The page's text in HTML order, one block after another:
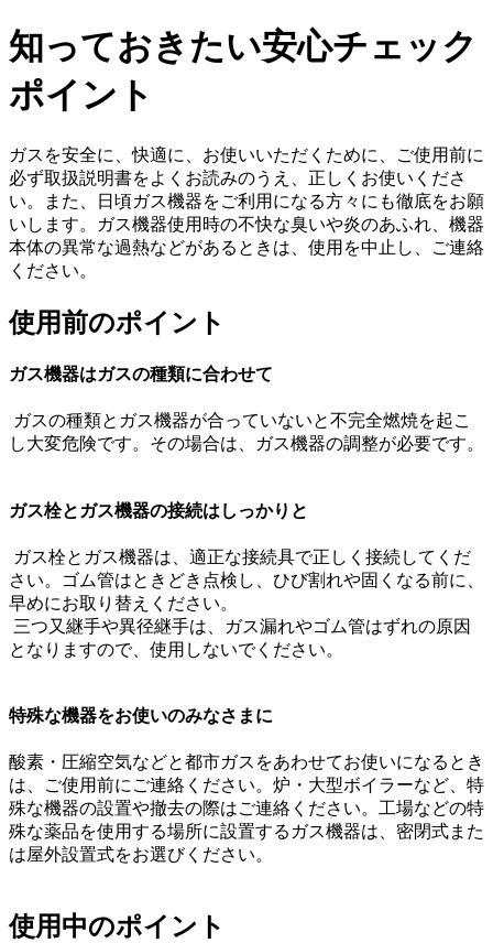
知っておきたい安心チェック
ポイント
ガスを安全に、快適に、お使いいただくために、ご使用前に
必ず取扱説明書をよくお読みのうえ、正しくお使いくださ
い。また、日頃ガス機器をご利用になる方々にも徹底をお願
いします。ガス機器使用時の不快な臭いや炎のあふれ、機器
本体の異常な過熱などがあるときは、使用を中止し、ご連絡
ください。
使用前のポイント
ガス機器はガスの種類に合わせて
ガスの種類とガス機器が合っていないと不完全燃焼を起こ
し大変危険です。その場合は、ガス機器の調整が必要です。
ガス栓とガス機器の接続はしっかりと
ガス栓とガス機器は、適正な接続具で正しく接続してくだ
さい。ゴム管はときどき点検し、ひび割れや固くなる前に、
早めにお取り替えください。
三つ又継手や異径継手は、ガス漏れやゴム管はずれの原因
となりますので、使用しないでください。
特殊な機器をお使いのみなさまに
酸素・圧縮空気などと都市ガスをあわせてお使いになるとき
は、ご使用前にご連絡ください。炉・大型ボイラーなど、特
殊な機器の設置や撤去の際はご連絡ください。工場などの特
殊な薬品を使用する場所に設置するガス機器は、密閉式また
は屋外設置式をお選びください。
使用中のポイント